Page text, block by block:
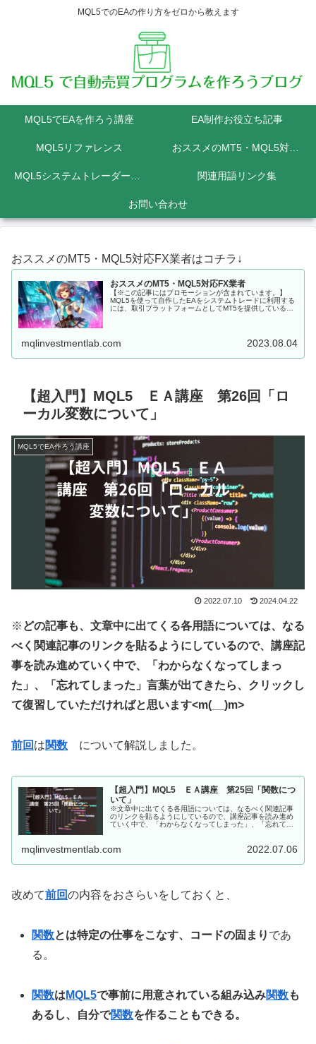
MQL5でのEAの作り方をゼロから教えます
MQL5でEAを作ろう講座 EA制作お役立ち記事
MQL5リファレンス おススメのMT5・MQL5対応FX業者
MQL5システムトレーダーの為のPython講座 関連用語リンク集
お問い合わせ
おススメのMT5・MQL5対応FX業者はコチラ↓
おススメのMT5・MQL5対応FX業者
【※この記事にはプロモーションが含まれています。】
MQL5を使って自作したEAをシステムトレードに利用する
には、取引プラットフォームとしてMT5を提供しているFX
mqlinvestmentlab.com 2023.08.04
【超入門】MQL5 ＥＡ講座 第26回「ロ
ーカル変数について」
MQL5でEA作ろう講座
2022.07.10 2024.04.22
※ どの記事も、文章中に出てくる各用語については、なる
べく関連記事のリンクを貼るようにしているので、講座記
事を読み進めていく中で、「わからなくなってしまっ
た」、「忘れてしまった」言葉が出てきたら、クリックし
て復習していただければと思います<m(__)m>
前回 は関数 について解説しました。
【超入門】MQL5 ＥＡ講座 第25回「関数につ
いて」
※文章中に出てくる各用語については、なるべく関連記事
のリンクを貼るようにしているので、講座記事を読み進め
ていく中で、「わからなくなってしまった」、「忘れてし
mqlinvestmentlab.com 2022.07.06
改めて前回の内容をおさらいをしておくと、
関数とは特定の仕事をこなす、コードの固まり であ
る。
関数は MQL5で事前に用意されている組み込み関数も
あるし、自分で関数を作ることもできる。